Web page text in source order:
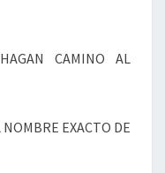
CAMINO AL
EXACTO DE